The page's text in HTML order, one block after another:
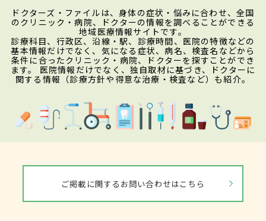
ドクターズ・ファイルは、身体の症状・悩みに合わせ、全国
のクリニック・病院、ドクターの情報を調べることができる
地域医療情報サイトです。
診療科目、行政区、沿線・駅、診療時間、医院の特徴などの
基本情報だけでなく、気になる症状、病名、検査名などから
条件に合ったクリニック・病院、ドクターを探すことができ
ます。 医院情報だけでなく、独自取材に基づき、ドクターに
関する情報（診療方針や得意な治療・検査など）も紹介。
ご掲載に関するお問い合わせはこちら